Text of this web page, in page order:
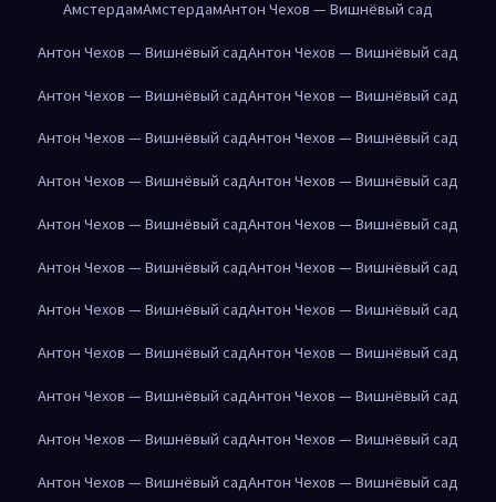
АмстердамАмстердамАнтон Чехов — Вишнёвый сад
Антон Чехов — Вишнёвый садАнтон Чехов — Вишнёвый сад
Антон Чехов — Вишнёвый садАнтон Чехов — Вишнёвый сад
Антон Чехов — Вишнёвый садАнтон Чехов — Вишнёвый сад
Антон Чехов — Вишнёвый садАнтон Чехов — Вишнёвый сад
Антон Чехов — Вишнёвый садАнтон Чехов — Вишнёвый сад
Антон Чехов — Вишнёвый садАнтон Чехов — Вишнёвый сад
Антон Чехов — Вишнёвый садАнтон Чехов — Вишнёвый сад
Антон Чехов — Вишнёвый садАнтон Чехов — Вишнёвый сад
Антон Чехов — Вишнёвый садАнтон Чехов — Вишнёвый сад
Антон Чехов — Вишнёвый садАнтон Чехов — Вишнёвый сад
Антон Чехов — Вишнёвый садАнтон Чехов — Вишнёвый сад